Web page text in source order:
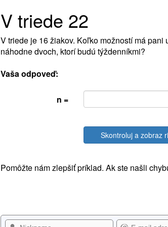
V triede 22
V triede je 16 žiakov. Koľko možností má
náhodne dvoch, ktorí budú týždenníkmi?
Vaša odpoveď:
n =
Skontroluj a zobraz
Pomôžte nám zlepšiť príklad. Ak ste našli